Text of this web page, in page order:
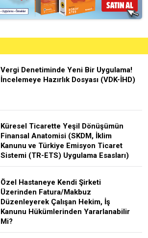
Vergi Denetiminde Yeni Bir Uygulama!
İncelemeye Hazırlık Dosyası (VDK-İHD)
Küresel Ticarette Yeşil Dönüşümün
Finansal Anatomisi (SKDM, İklim
Kanunu ve Türkiye Emisyon Ticaret
Sistemi (TR-ETS) Uygulama Esasları)
Özel Hastaneye Kendi Şirketi
Üzerinden Fatura/Makbuz
Düzenleyerek Çalışan Hekim, İş
Kanunu Hükümlerinden Yararlanabilir
Mi?